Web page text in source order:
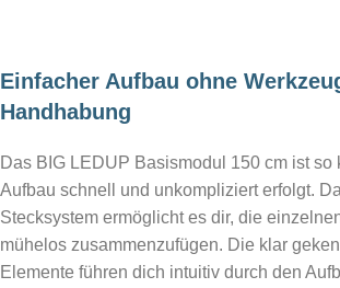
Einfacher Aufbau ohne
Handhabung
Das BIG LEDUP Basismodul 150 cm ist so
Aufbau schnell und unkompliziert erfolgt.
Stecksystem ermöglicht es dir, die
mühelos zusammenzufügen. Die klar
Elemente führen dich intuitiv durch den